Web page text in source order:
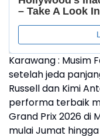
Karawang : Musim
setelah jeda
Russell dan Kimi
performa terbaik
Grand Prix 2026 di
mulai Jumat hingga